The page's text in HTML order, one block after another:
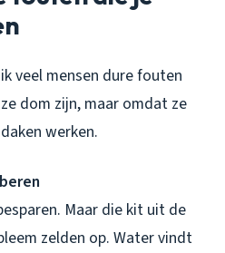
veel mensen dure fouten
dom zijn, maar omdat ze
werken.
Maar die kit uit de
zelden op. Water vindt